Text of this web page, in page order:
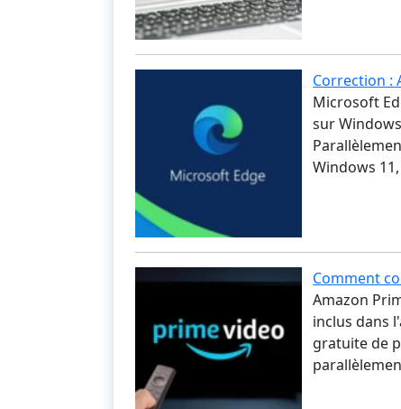
Correction :
Microsoft
sur
Windows
Comment
Amazon
inclus dans
gratuite de